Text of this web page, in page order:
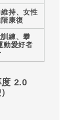
持、女性
康復
練、攀
動愛好者
度 2.0